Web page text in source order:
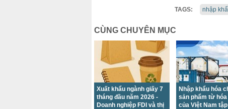
TAGS: nhập
CÙNG CHUYÊN MỤC
Xuất khẩu ngành giấy 7
tháng đầu năm 2026 -
Doanh nghiệp FDI và thị
Nhập khẩu hóa
sản phẩm từ
của Việt Nam